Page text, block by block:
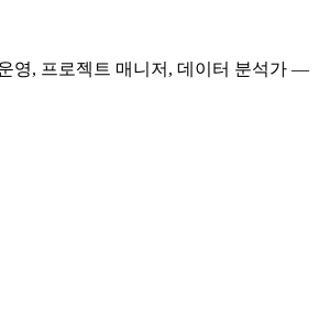
영, 프로젝트 매니저, 데이터 분석가 —